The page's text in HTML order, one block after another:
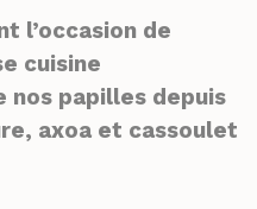
l’occasion de
cuisine
nos papilles depuis
axoa et cassoulet